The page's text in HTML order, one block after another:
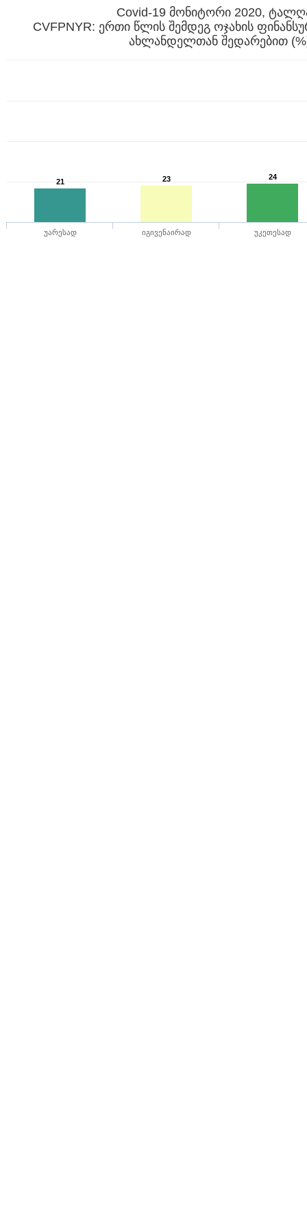
Covid-19 მონიტორი 2020,
CVFPNYR: ერთი წლის შემდეგ ოჯახის
ახლანდელთან შედარებით
21 23 24
უარესად იგივენაირად უკეთესად